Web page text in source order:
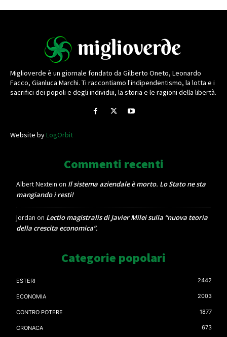
Miglioverde è un giornale fondato da Gilberto Oneto, Leonardo
Facco, Gianluca Marchi. Ti raccontiamo l'indipendentismo, la lotta e i
sacrifici dei popoli e degli individui, la storia e le ragioni della libertà.
Website byLogOrbit
Commenti recenti
Albert Nextein on Il sistema aziendale è morto. Lo Stato ne sta
mangiando i resti!
Jordan on Lectio magistralis di Javier Milei sulla “nuova teoria
della crescita economica”.
Categorie popolari
ESTERI 2442
ECONOMIA 2003
CONTRO POTERE 1877
CRONACA 673